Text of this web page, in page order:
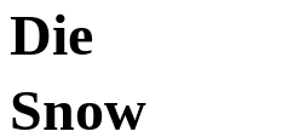
Die
Snow